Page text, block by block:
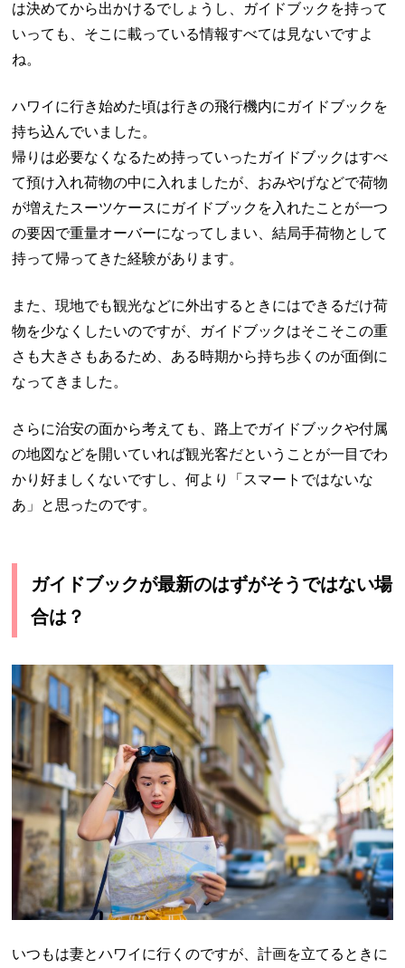
は決めてから出かけるでしょうし、ガイドブックを持って
いっても、そこに載っている情報すべては見ないですよ
ね。
ハワイに行き始めた頃は行きの飛行機内にガイドブックを
持ち込んでいました。
帰りは必要なくなるため持っていったガイドブックはすべ
て預け入れ荷物の中に入れましたが、おみやげなどで荷物
が増えたスーツケースにガイドブックを入れたことが一つ
の要因で重量オーバーになってしまい、結局手荷物として
持って帰ってきた経験があります。
また、現地でも観光などに外出するときにはできるだけ荷
物を少なくしたいのですが、ガイドブックはそこそこの重
さも大きさもあるため、ある時期から持ち歩くのが面倒に
なってきました。
さらに治安の面から考えても、路上でガイドブックや付属
の地図などを開いていれば観光客だということが一目でわ
かり好ましくないですし、何より「スマートではないな
あ」と思ったのです。
ガイドブックが最新のはずがそうではない場
合は？
いつもは妻とハワイに行くのですが、計画を立てるときに